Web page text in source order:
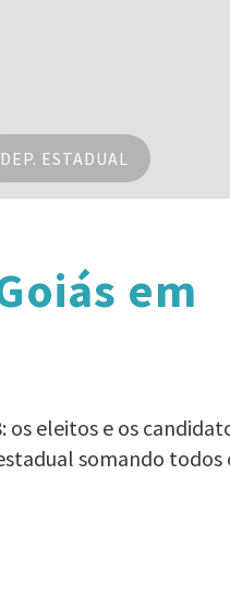
DEP. ESTADUAL
em
os eleitos e os
somando todos